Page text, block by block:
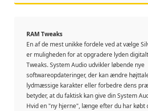
RAM Tweaks
En af de mest unikke fordele ved at vælge
er muligheden for at opgradere lyden
Tweaks. System Audio udvikler løbende nye
softwareopdateringer, der kan ændre
lydmæssige karakter eller forbedre dens
betyder, at du faktisk kan give din System
Hvid en "ny hjerne", længe efter du har købt